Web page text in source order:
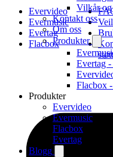
Vilkår og
Kontakt oss
Om oss
Produkter
Evertag
Flacbox
Produkter
Evervideo
Evermusic
Flacbox
Evertag
Blogg
Evervideo
Evermusic
Evertag
Flacbox